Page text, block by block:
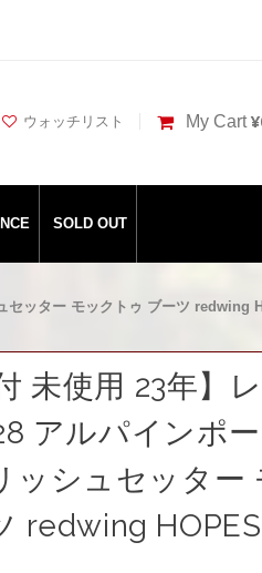
ウォッチリスト My Cart
SOLD OUT
セッター モックトゥ ブーツ redwing
未使用 23年】
アルパインポ
ッシュセッター
redwing